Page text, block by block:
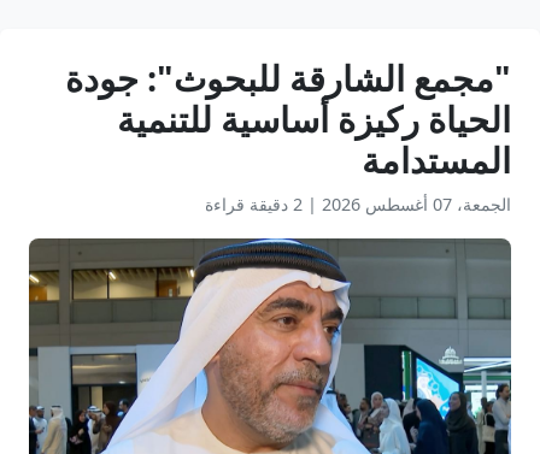
"مجمع الشارقة للبحوث": جودة
الحياة ركيزة أساسية للتنمية
المستدامة
الجمعة، 07 أغسطس 2026 | 2 دقيقة قراءة